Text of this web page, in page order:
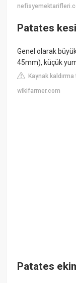
Patates
Genel olarak
45mm), küçük
Kaynak kaldırma
wikifarmer.com
Patates